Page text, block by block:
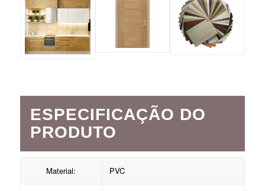
ESPECIFICAÇÃO DO
PRODUTO
Material: PVC